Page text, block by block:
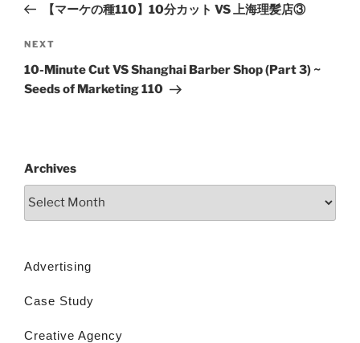
【マーケの種110】10分カット VS 上海理髪店③
NEXT
10-Minute Cut VS Shanghai Barber Shop (Part 3) ~
Seeds of Marketing 110
Archives
Advertising
Case Study
Creative Agency